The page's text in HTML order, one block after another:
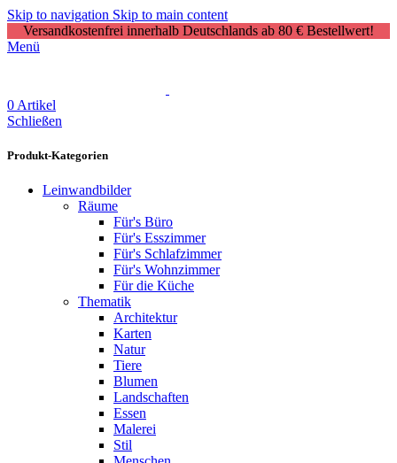
Skip to navigation Skip to main content
Versandkostenfrei innerhalb Deutschlands ab 80 € Bestellwert!
Menü
0 Artikel
Schließen
Produkt-Kategorien
Leinwandbilder
Räume
Für's Büro
Für's Esszimmer
Für's Schlafzimmer
Für's Wohnzimmer
Für die Küche
Thematik
Architektur
Karten
Natur
Tiere
Blumen
Landschaften
Essen
Malerei
Stil